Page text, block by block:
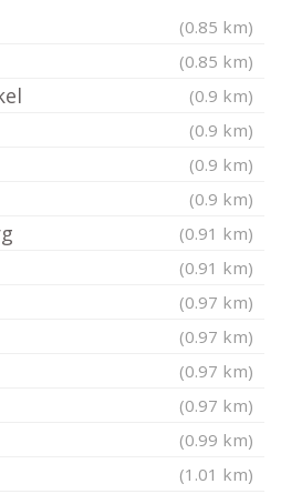
(0.85 km)
(0.85 km)
(0.9 km)
(0.9 km)
(0.9 km)
(0.9 km)
(0.91 km)
(0.91 km)
(0.97 km)
(0.97 km)
(0.97 km)
(0.97 km)
(0.99 km)
(1.01 km)